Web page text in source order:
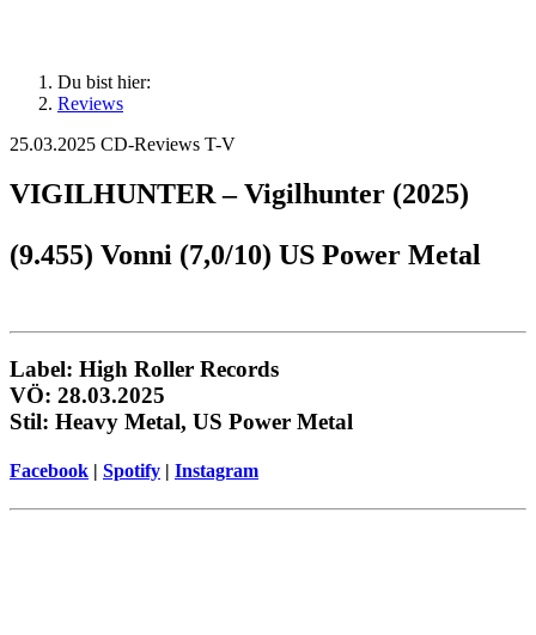
Du bist hier:
Reviews
25.03.2025 CD-Reviews T-V
VIGILHUNTER – Vigilhunter (2025)
(9.455) Vonni (7,0/10) US Power Metal
Label: High Roller Records
VÖ: 28.03.2025
Stil: Heavy Metal, US Power Metal
Facebook | Spotify | Instagram